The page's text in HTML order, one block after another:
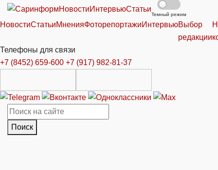
НовостиИнтервьюСтатьи
Темный режим
НовостиСтатьиМненияФоторепортажиИнтервьюВыбор
редакции
Телефоны для связи
+7 (8452) 659-600 +7 (917) 982-81-37
Поиск